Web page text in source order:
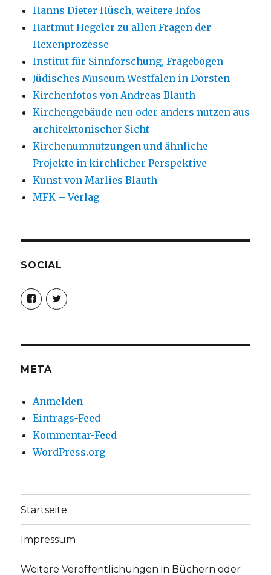
Hanns Dieter Hüsch, weitere Infos
Hartmut Hegeler zu allen Fragen der
Hexenprozesse
Institut für Sinnforschung, Fragebogen
Jüdisches Museum Westfalen in Dorsten
Kirchenfotos von Andreas Blauth
Kirchengebäude neu oder anders nutzen aus
architektonischer Sicht
Kirchenumnutzungen und ähnliche
Projekte in kirchlicher Perspektive
Kunst von Marlies Blauth
MFK – Verlag
SOCIAL
Profil
von
christoph.fleischer1
anzeigen
Profil
von
anzeigen
META
Anmelden
Eintrags-Feed
Kommentar-Feed
WordPress.org
Startseite
Impressum
Weitere Veröffentlichungen in Büchern oder